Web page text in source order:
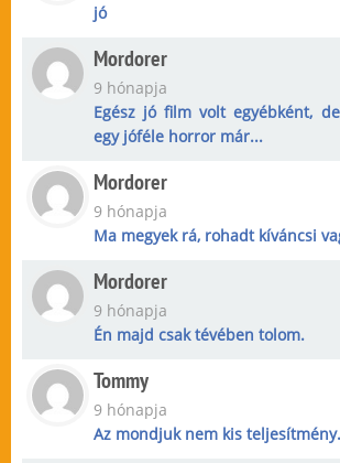
jó
Mordorer
9 hónapja
Egész jó film volt egyébként,
egy jóféle horror már...
Mordorer
9 hónapja
Ma megyek rá, rohadt kíváncsi
Mordorer
9 hónapja
Én majd csak tévében tolom.
Tommy
9 hónapja
Az mondjuk nem kis